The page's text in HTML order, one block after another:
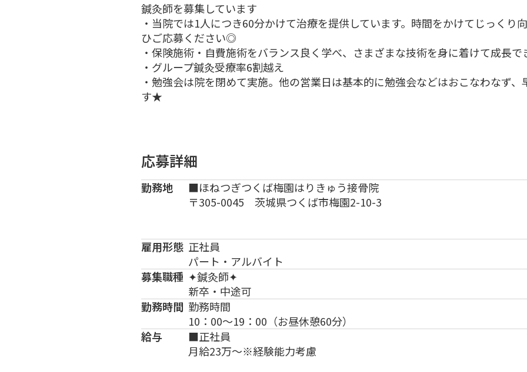
鍼灸師を募集しています
・当院では1人につき60分かけて治療を提供しています。時間をかけてじっくり
ひご応募ください◎
・保険施術・自費施術をバランス良く学べ、さまざまな技術を身に着けて成長で
・グループ鍼灸受療率6割越え
・勉強会は院を閉めて実施。他の営業日は基本的に勉強会などはおこなわなず、
す★
応募詳細
勤務地
■ほねつぎつくば梅園はりきゅう接骨院
〒305-0045 茨城県つくば市梅園2-10-3
雇用形態 正社員
パート・アルバイト
募集職種 ✦鍼灸師✦
新卒・中途可
勤務時間 勤務時間
10：00～19：00（お昼休憩60分）
給与
■正社員
月給23万～※経験能力考慮